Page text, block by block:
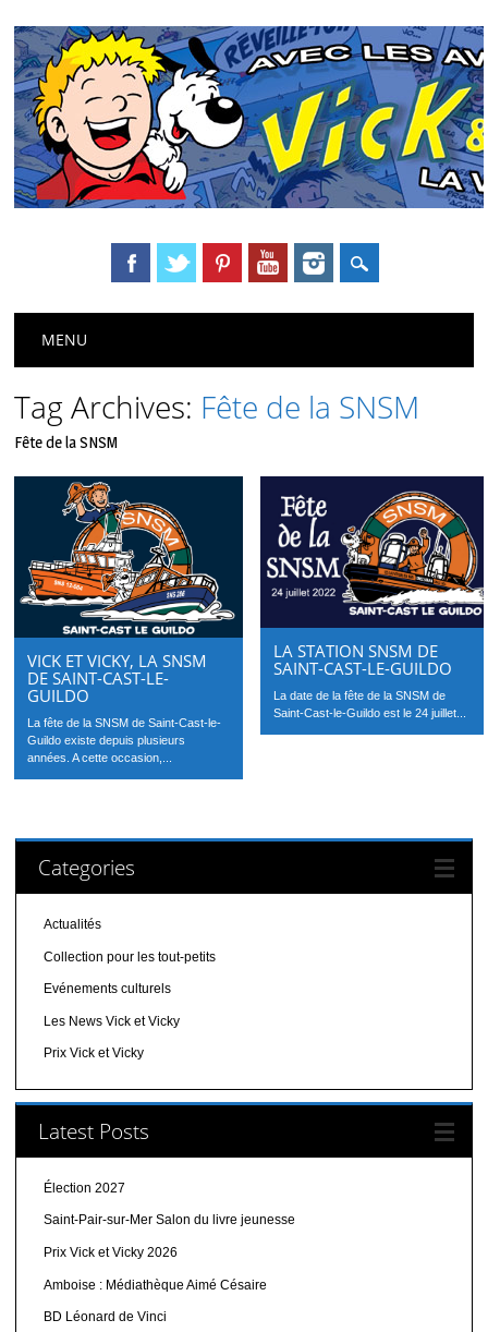
Main menu
MENU
Tag Archives: Fête de la SNSM
Fête de la SNSM
VICK ET VICKY, LA SNSM
DE SAINT-CAST-LE-
GUILDO
La fête de la SNSM de Saint-Cast-le-
Guildo existe depuis plusieurs
années. A cette occasion,...
LA STATION SNSM DE
SAINT-CAST-LE-GUILDO
La date de la fête de la SNSM de
Saint-Cast-le-Guildo est le 24 juillet...
Categories
Actualités
Collection pour les tout-petits
Evénements culturels
Les News Vick et Vicky
Prix Vick et Vicky
Latest Posts
Élection 2027
Saint-Pair-sur-Mer Salon du livre jeunesse
Prix Vick et Vicky 2026
Amboise : Médiathèque Aimé Césaire
BD Léonard de Vinci